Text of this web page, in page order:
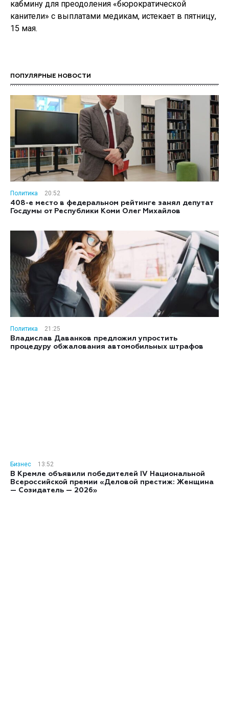
кабмину для преодоления «бюрократической
канители» с выплатами медикам, истекает в пятницу,
15 мая.
ПОПУЛЯРНЫЕ НОВОСТИ
Политика
20:52
408-е место в федеральном рейтинге занял депутат
Госдумы от Республики Коми Олег Михайлов
Политика
21:25
Владислав Даванков предложил упростить
процедуру обжалования автомобильных штрафов
Бизнес
13:52
В Кремле объявили победителей IV Национальной
Всероссийской премии «Деловой престиж: Женщина
— Созидатель — 2026»